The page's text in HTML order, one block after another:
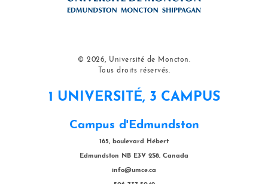
© 2026, Université de Moncton.
Tous droits réservés.
1 UNIVERSITÉ, 3 CAMPUS
Campus d'Edmundston
165, boulevard Hébert
Edmundston NB E3V 2S8, Canada
info@umce.ca